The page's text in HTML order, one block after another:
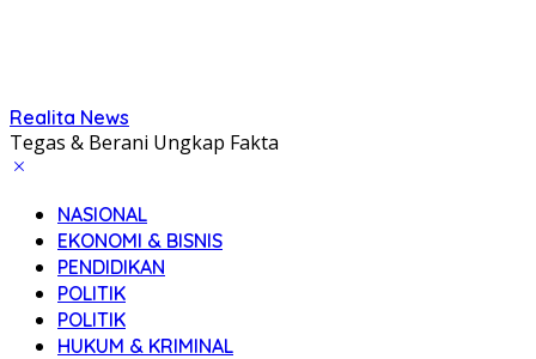
Realita News
Tegas & Berani Ungkap Fakta
NASIONAL
EKONOMI & BISNIS
PENDIDIKAN
POLITIK
POLITIK
HUKUM & KRIMINAL